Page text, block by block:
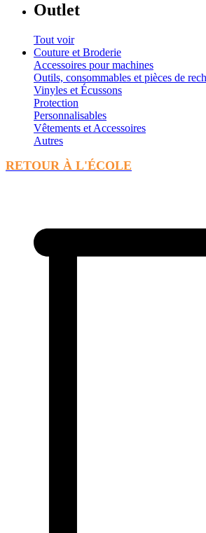
Outlet
Tout voir
Couture et Broderie
Accessoires pour machines
Outils, consommables et pièces de
Vinyles et Écussons
Protection
Personnalisables
Vêtements et Accessoires
Autres
RETOUR À L'ÉCOLE